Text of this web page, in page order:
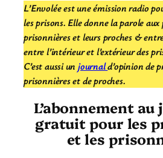
L’Envolée est une émission radio
les prisons. Elle donne la parole
prisonnières et leurs proches &
entre l’intérieur et l’extérieur des
C’est aussi unjournald’opinion de
prisonnières et de proches.
L’abonnement
gratuit pour les
et les